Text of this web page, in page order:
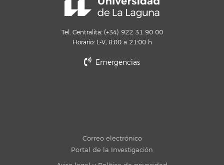
Tel. Centralita: (+34) 922 31 90 00
Horario: L-V, 8:00 a 21:00 h
Emergencias
Correo electrónico
Portal de la Investigación